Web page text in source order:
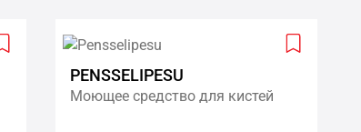
Add
Add
PENSSELIPESU
Моющее средство для кистей